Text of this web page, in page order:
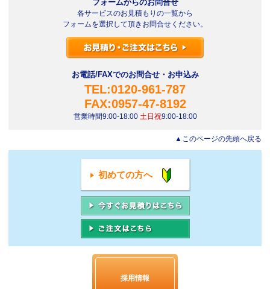
フォームからのお問合せ
各サービスのお見積もりの一覧から
フォームを選択して頂きお問合せください。
お電話/FAXでのお問合せ・お申込み
TEL:0120-961-787
FAX:0957-47-8192
営業時間9:00-18:00 土日祝9:00-18:00
▲このページの先頭へ戻る
初めての方へ
採用情報